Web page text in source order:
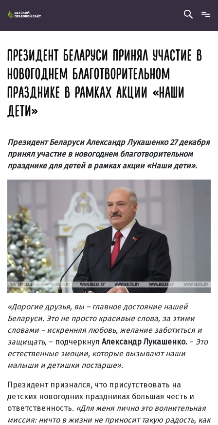
ПРЕЗИДЕНТ БЕЛАРУСИ ПРИНЯЛ УЧАСТИЕ В
НОВОГОДНЕМ БЛАГОТВОРИТЕЛЬНОМ
ПРАЗДНИКЕ В РАМКАХ АКЦИИ «НАШИ
ДЕТИ»
Президент Беларуси Александр Лукашенко 27 декабря
принял участие в новогоднем благотворительном
празднике для детей в рамках акции «Наши дети».
«Дорогие друзья, вы – главное достояние нашей
Беларуси. Это не просто красивые слова, за этими
словами – искренняя любовь, желание заботиться и
защищать, – подчеркнул Александр Лукашенко. – Это
естественные эмоции, которые вызывают наши
малыши и детишки постарше».
Президент признался, что присутствовать на
детских новогодних праздниках большая честь и
ответственность. «Для меня лично это волнительная
миссия: ничто в жизни не приносит такую радость, как